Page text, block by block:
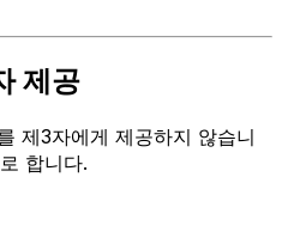
제공
제3자에게 제공하지 않습니
합니다.